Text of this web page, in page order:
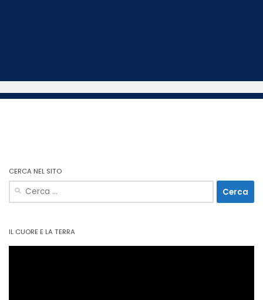
CERCA NEL SITO
Ricerca
per:
IL CUORE E LA TERRA